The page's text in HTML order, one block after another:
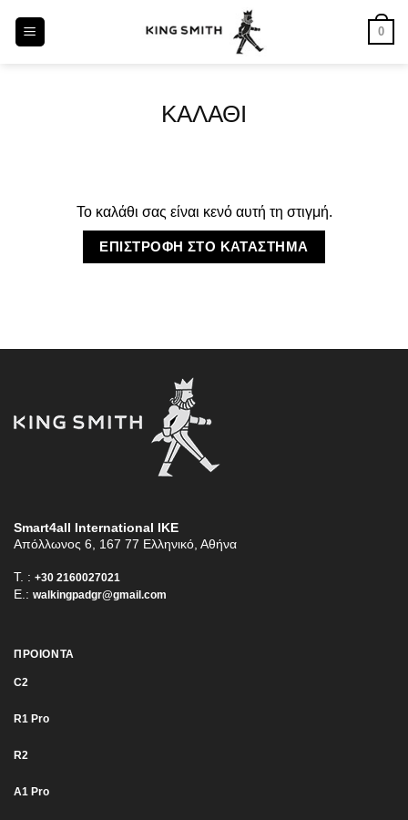
0
ΚΑΛΆΘΙ
Το καλάθι σας είναι κενό αυτή τη στιγμή.
ΕΠΙΣΤΡΟΦΉ ΣΤΟ ΚΑΤΆΣΤΗΜΑ
Smart4all International ΙΚΕ
Απόλλωνος 6, 167 77 Ελληνικό, Αθήνα
T. : +30 2160027021
E.: walkingpadgr@gmail.com
ΠΡΟΙΟΝΤΑ
C2
R1 Pro
R2
Α1 Pro